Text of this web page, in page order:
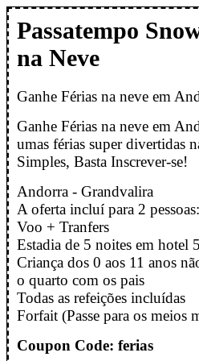
Passatempo
na Neve
Ganhe Férias na neve em
Ganhe Férias na neve em
umas férias super divertidas
Simples, Basta Inscrever-se!
Andorra - Grandvalira
A oferta incluí para 2 pessoas:
Voo + Tranfers
Estadia de 5 noites em hotel
Criança dos 0 aos 11 anos
o quarto com os pais
Todas as refeições incluídas
Forfait (Passe para os meios
Coupon Code: ferias